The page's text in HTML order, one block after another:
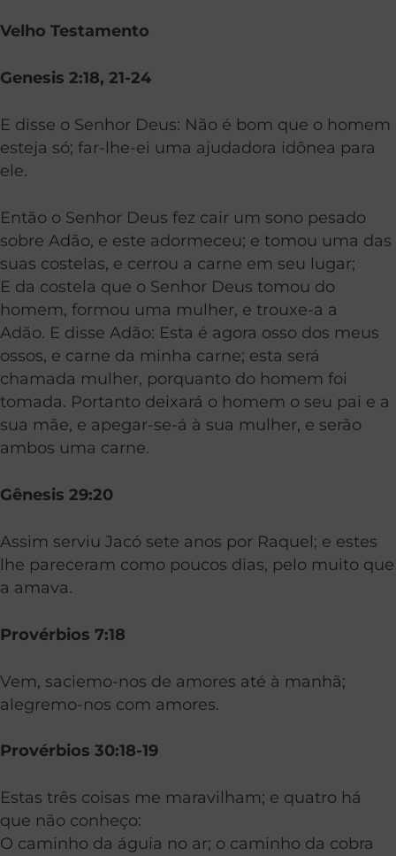
Velho Testamento
Genesis 2:18, 21-24
E disse o Senhor Deus: Não é bom que o homem
esteja só; far-lhe-ei uma ajudadora idônea para
ele.
Então o Senhor Deus fez cair um sono pesado
sobre Adão, e este adormeceu; e tomou uma das
suas costelas, e cerrou a carne em seu lugar;
E da costela que o Senhor Deus tomou do
homem, formou uma mulher, e trouxe-a a
Adão. E disse Adão: Esta é agora osso dos meus
ossos, e carne da minha carne; esta será
chamada mulher, porquanto do homem foi
tomada. Portanto deixará o homem o seu pai e a
sua mãe, e apegar-se-á à sua mulher, e serão
ambos uma carne.
Gênesis 29:20
Assim serviu Jacó sete anos por Raquel; e estes
lhe pareceram como poucos dias, pelo muito que
a amava.
Provérbios 7:18
Vem, saciemo-nos de amores até à manhã;
alegremo-nos com amores.
Provérbios 30:18-19
Estas três coisas me maravilham; e quatro há
que não conheço:
O caminho da águia no ar; o caminho da cobra